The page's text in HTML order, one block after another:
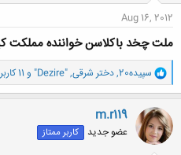
Aug 16, 2012
ملت چخد باکلاسن خواننده
و
ا
ک
ن
ش
ه
ا
سپیده20 ,دختر شرقی,
"Dezire" و 11 کاربر دیگر
m.r119
عضو جدید کاربر ممتاز